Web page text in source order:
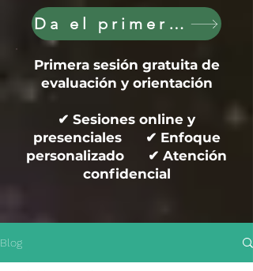
Da el primer paso hoy
Primera sesión gratuita de
evaluación y orientación
✔ Sesiones online y
presenciales ✔ Enfoque
personalizado ✔ Atención
confidencial
Blog